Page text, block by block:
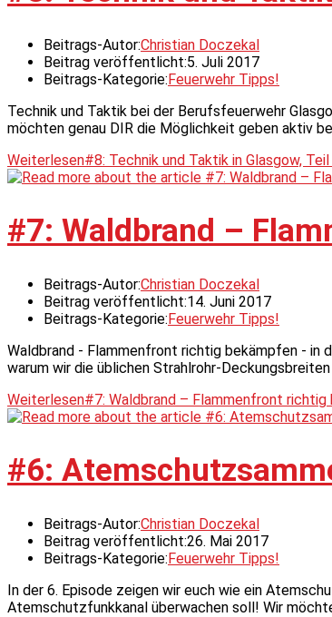
Beitrags-Autor:Christian Doczekal
Beitrag veröffentlicht:5. Juli 2017
Beitrags-Kategorie:Feuerwehr Tipps!
Technik und Taktik bei der Berufsfeuerwehr
möchten genau DIR die Möglichkeit geben aktiv
Weiterlesen#8: Technik und Taktik in Glasgow, Teil
#7: Waldbrand –
Beitrags-Autor:Christian Doczekal
Beitrag veröffentlicht:14. Juni 2017
Beitrags-Kategorie:Feuerwehr Tipps!
Waldbrand - Flammenfront richtig bekämpfen - in
warum wir die üblichen Strahlrohr-
Weiterlesen#7: Waldbrand – Flammenfront richtig
#6:
Beitrags-Autor:Christian Doczekal
Beitrag veröffentlicht:26. Mai 2017
Beitrags-Kategorie:Feuerwehr Tipps!
In der 6. Episode zeigen wir euch wie ein
Atemschutzfunkkanal überwachen soll! Wir